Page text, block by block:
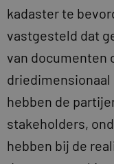
kadaster te
vastgesteld dat
van documenten
hebben de
stakeholders,
hebben bij de